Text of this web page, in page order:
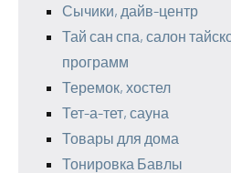
Сычики, дайв-центр
Тай сан спа, салон
программ
Теремок, хостел
Тет-а-тет, сауна
Товары для дома
Тонировка Бавлы